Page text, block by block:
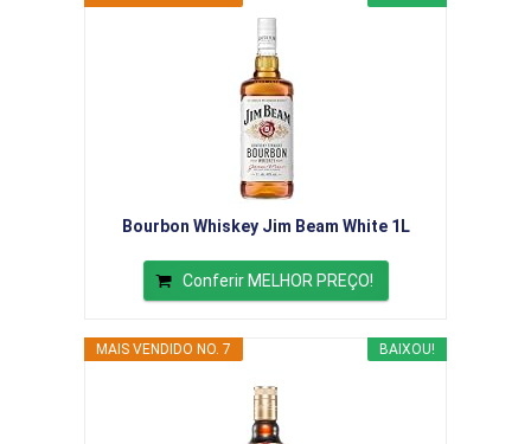
Bourbon Whiskey Jim Beam White 1L
Conferir MELHOR PREÇO!
BAIXOU!
MAIS VENDIDO NO. 7